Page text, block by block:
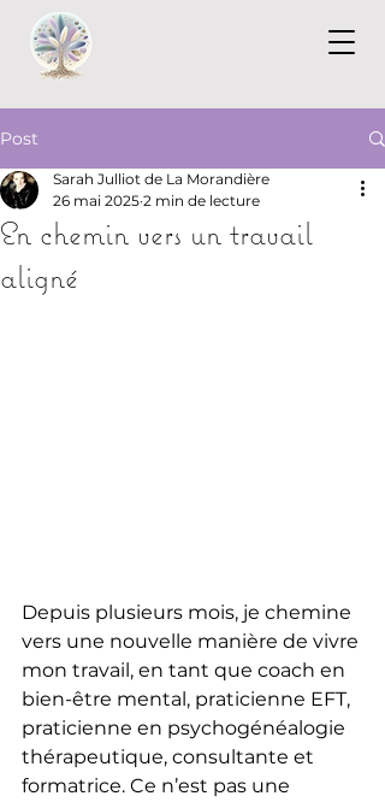
Post
En chemin vers un travail
aligné
Sarah Julliot de La Morandière
26 mai 2025 2 min de lecture
Depuis plusieurs mois, je chemine
vers une nouvelle manière de vivre
mon travail, en tant que coach en
bien-être mental, praticienne EFT,
praticienne en psychogénéalogie
thérapeutique, consultante et
formatrice. Ce n’est pas une